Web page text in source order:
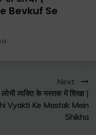
Bevkuf Se
Next:
लोभी व्यक्ति के मस्तक में शिखा |
Vyakti Ke Mastak Mein
Shikha